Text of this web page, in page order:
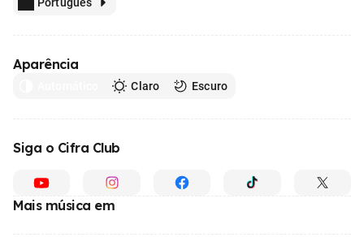
Aparência
Claro Escuro
Siga o Cifra Club
Mais música em